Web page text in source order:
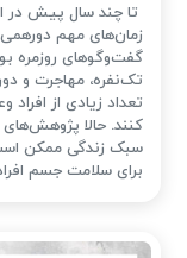
تا چند سال پیش در
زمان‌های مهم دورهمی
گفت‌وگوهای روزمره
تک‌نفره، مهاجرت و
تعداد زیادی از
کنند. حالا
سبک زندگی ممکن
برای سلامت جسم